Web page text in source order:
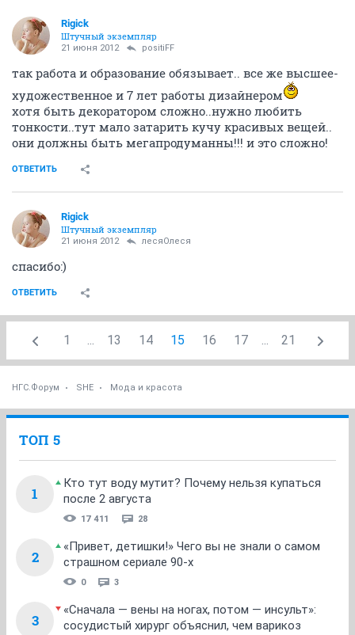
Rigick
Штучный экземпляр
21 июня 2012 positiFF
так работа и образование обязывает.. все же высшее-
художественное и 7 лет работы дизайнером
хотя быть декоратором сложно..нужно любить
тонкости..тут мало затарить кучу красивых вещей..
они должны быть мегапродуманны!!! и это сложно!
ОТВЕТИТЬ
Rigick
Штучный экземпляр
21 июня 2012 лесяОлеся
спасибо:)
ОТВЕТИТЬ
1 13 14 15 16 17 21
НГС.Форум SHE Мода и красота
ТОП 5
1
Кто тут воду мутит? Почему нельзя купаться
после 2 августа
17 411 28
2
«Привет, детишки!» Чего вы не знали о самом
страшном сериале 90-х
0 3
3
«Сначала — вены на ногах, потом — инсульт»:
сосудистый хирург объяснил, чем варикоз